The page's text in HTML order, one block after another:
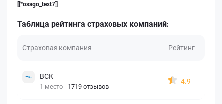
[[*osago_text7]]
Таблица рейтинга страховых компаний:
Страховая компания Рейтинг
ВСК
1 место 1719 отзывов
4.9